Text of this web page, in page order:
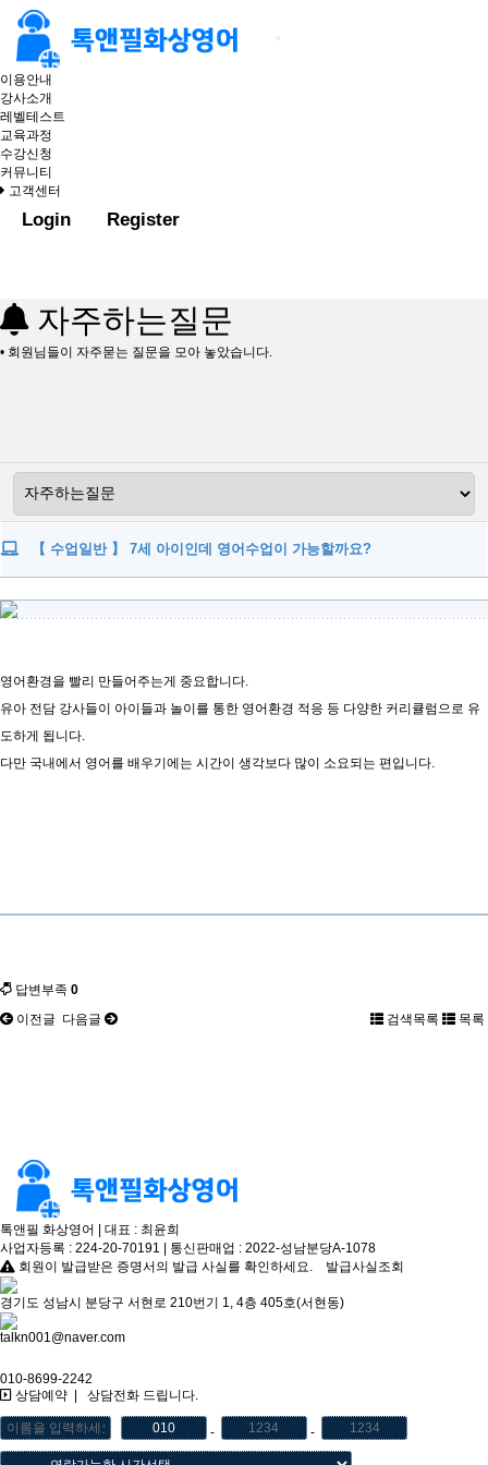
이용안내
강사소개
레벨테스트
교육과정
수강신청
커뮤니티
고객센터
Login Register
자주하는질문
• 회원님들이 자주묻는 질문을 모아 놓았습니다.
【 수업일반 】 7세 아이인데 영어수업이 가능할까요?
영어환경을 빨리 만들어주는게 중요합니다.
유아 전담 강사들이 아이들과 놀이를 통한 영어환경 적응 등 다양한 커리큘럼으로 유
도하게 됩니다.
다만 국내에서 영어를 배우기에는 시간이 생각보다 많이 소요되는 편입니다.
답변부족 0
이전글 다음글 검색목록 목록
톡앤필 화상영어 | 대표 : 최윤희
사업자등록 : 224-20-70191 | 통신판매업 : 2022-성남분당A-1078
회원이 발급받은 증명서의 발급 사실를 확인하세요.
발급사실조회
경기도 성남시 분당구 서현로 210번기 1, 4층 405호(서현동)
talkn001@naver.com
010-8699-2242
상담예약
상담전화 드립니다.
- -